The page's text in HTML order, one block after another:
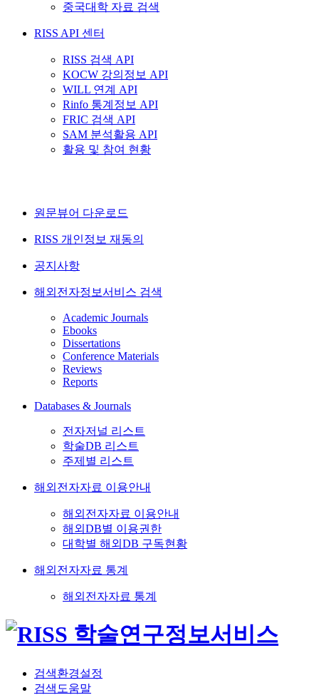
중국대학 자료 검색
RISS API 센터
RISS 검색 API
KOCW 강의정보 API
WILL 연계 API
Rinfo 통계정보 API
FRIC 검색 API
SAM 분석활용 API
활용 및 참여 현황
원문뷰어 다운로드
RISS 개인정보 재동의
공지사항
해외전자정보서비스 검색
Academic Journals
Ebooks
Dissertations
Conference Materials
Reviews
Reports
Databases & Journals
전자저널 리스트
학술DB 리스트
주제별 리스트
해외전자자료 이용안내
해외전자자료 이용안내
해외DB별 이용권한
대학별 해외DB 구독현황
해외전자자료 통계
해외전자자료 통계
검색환경설정
검색도움말